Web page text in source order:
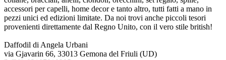
accessori per capelli, home decor e tanto altro, tutti fatti a mano in
pezzi unici ed edizioni limitate. Da noi trovi anche piccoli tesori
provenienti direttamente dal Regno Unito, con il vero stile british!
Daffodil di Angela Urbani
via Gjavarin 66, 33013 Gemona del Friuli (UD)